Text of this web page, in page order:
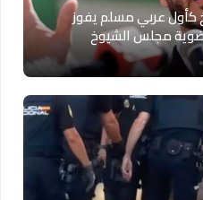
كأول عربي مسلم يفوز
مجلس الشيوخ